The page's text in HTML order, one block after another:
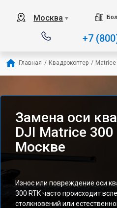
Москва ▼
+7
Главная / Квадрокоптер / Matrice
Замена оси
DJI Matrice 300
Москве
Износ или повреждение оси
300 RTK часто происходит
столкновений или